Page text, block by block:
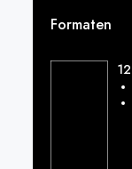
Formaten